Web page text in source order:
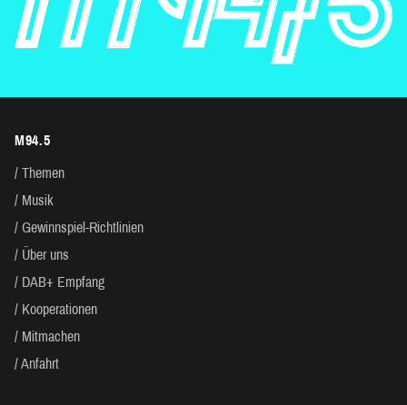
M94.5
Themen
Musik
Gewinnspiel-Richtlinien
Über uns
DAB+ Empfang
Kooperationen
Mitmachen
Anfahrt